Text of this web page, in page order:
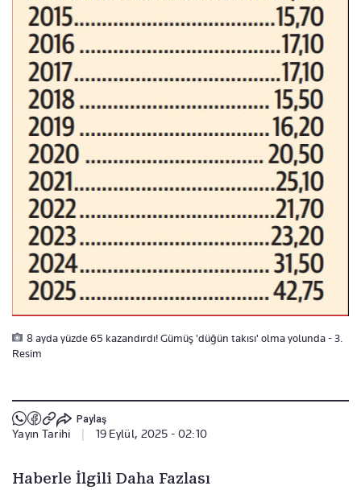
8 ayda yüzde 65 kazandırdı! Gümüş 'düğün takısı' olma yolunda - 3.
Resim
Paylaş
Yayın Tarihi 19 Eylül, 2025 - 02:10
Haberle İlgili Daha Fazlası